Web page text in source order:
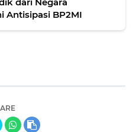
Antisipasi BP2MI